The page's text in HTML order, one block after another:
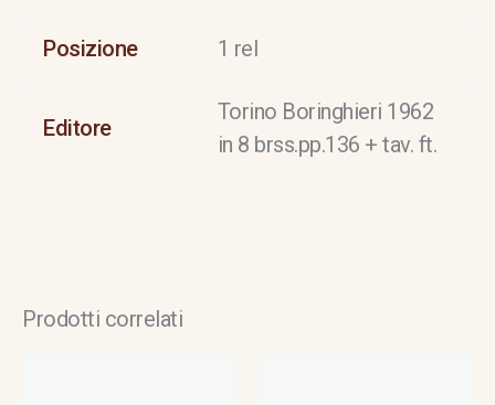
Posizione 1 rel
Editore
Torino Boringhieri 1962
in 8 brss.pp.136 + tav. ft.
Prodotti correlati